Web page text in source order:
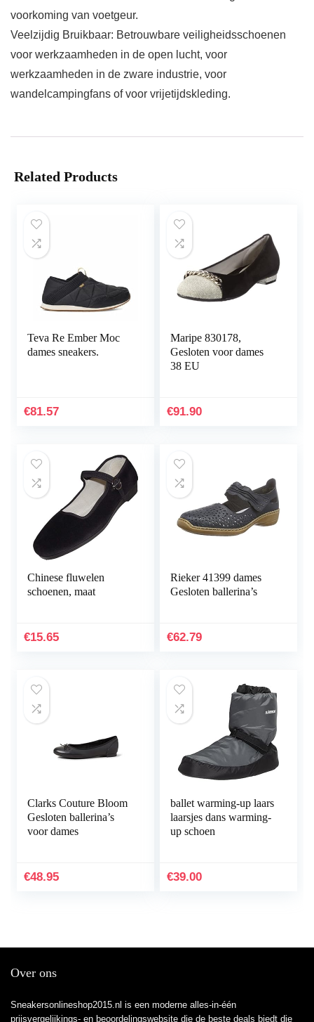
voorkoming van voetgeur.
Veelzijdig Bruikbaar: Betrouwbare veiligheidsschoenen
voor werkzaamheden in de open lucht, voor
werkzaamheden in de zware industrie, voor
wandelcampingfans of voor vrijetijdskleding.
Related Products
Teva Re Ember Moc
dames sneakers.
€81.57
Maripe 830178,
Gesloten voor dames
38 EU
€91.90
Chinese fluwelen
schoenen, maat
€15.65
Rieker 41399 dames
Gesloten ballerina’s
€62.79
Clarks Couture Bloom
Gesloten ballerina’s
voor dames
€48.95
ballet warming-up laars
laarsjes dans warming-
up schoen
€39.00
Over ons
Sneakersonlineshop2015.nl is een moderne alles-in-één
prijsvergelijkings- en beoordelingswebsite die de beste deals biedt die